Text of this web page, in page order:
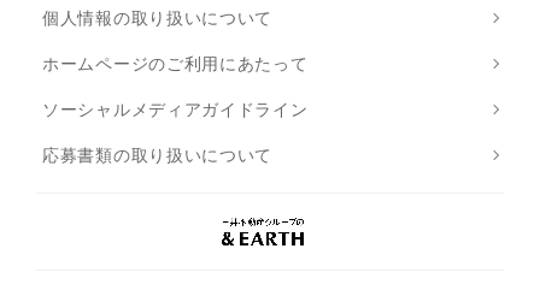
個人情報の取り扱いについて
ホームページのご利用にあたって
ソーシャルメディアガイドライン
応募書類の取り扱いについて